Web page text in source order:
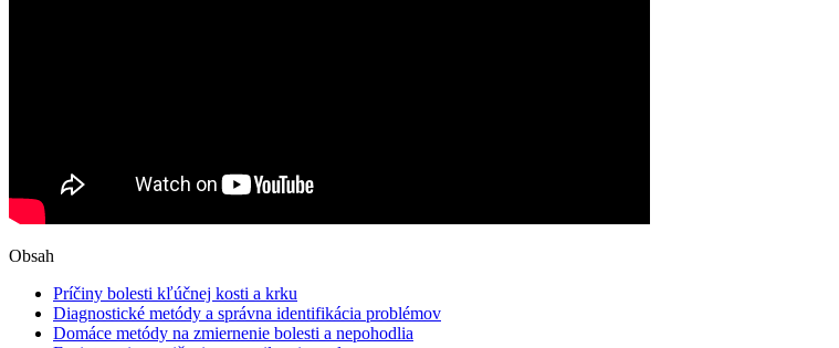
Obsah
Príčiny bolesti kľúčnej kosti a krku
Diagnostické ‌metódy a správna ⁣identifikácia problémov
Domáce metódy na zmiernenie bolesti a nepohodlia